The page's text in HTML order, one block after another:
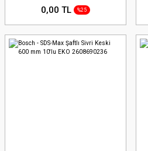
0,00 TL %25